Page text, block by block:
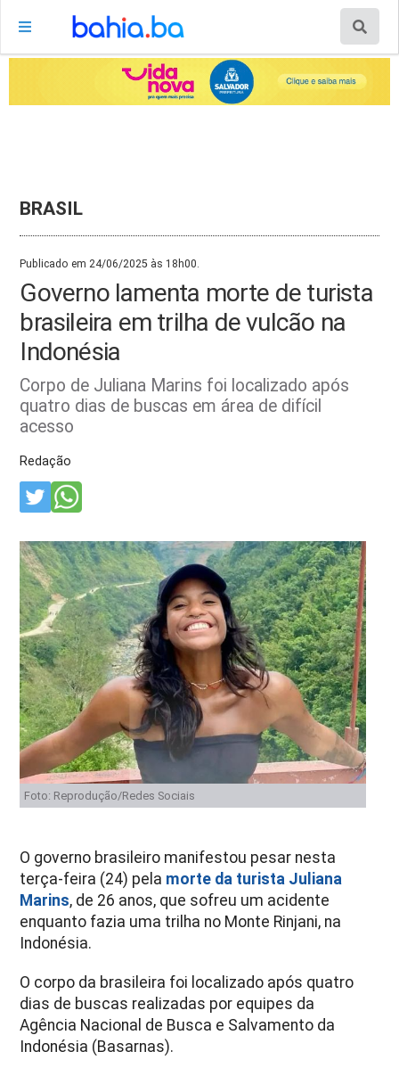
BRASIL
Publicado em 24/06/2025 às 18h00.
Governo lamenta morte de turista
brasileira em trilha de vulcão na
Indonésia
Corpo de Juliana Marins foi localizado após
quatro dias de buscas em área de difícil
acesso
Redação
Foto: Reprodução/Redes Sociais
O governo brasileiro manifestou pesar nesta
terça-feira (24) pela morte da turista Juliana
Marins, de 26 anos, que sofreu um acidente
enquanto fazia uma trilha no Monte Rinjani, na
Indonésia.
O corpo da brasileira foi localizado após quatro
dias de buscas realizadas por equipes da
Agência Nacional de Busca e Salvamento da
Indonésia (Basarnas).